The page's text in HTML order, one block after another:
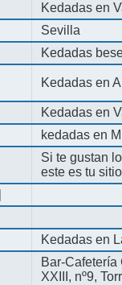
Kedadas en
Sevilla
Kedadas
Kedadas en
Kedadas en
kedadas en
Si te gustan
este es tu
Kedadas en
Bar-
XXIII, nº9,